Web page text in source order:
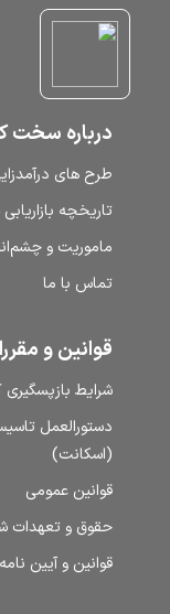
درباره سخت
طرح‌ های
تاریخچه
ماموریت و
تماس با ما
قوانین و
شرایط بازپسگیری
دستورالعمل
(اسکانت)
قوانین عمومی
حقوق و تعهدات
قوانین و آیین